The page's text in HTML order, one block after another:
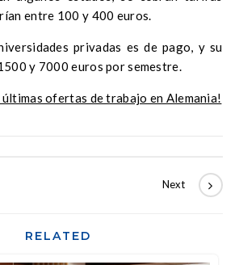
entre 100 y 400 euros.
privadas es de pago, y su
y 7000 euros por semestre.
ofertas de trabajo en Alemania!
RELATED